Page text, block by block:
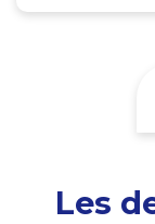
Les